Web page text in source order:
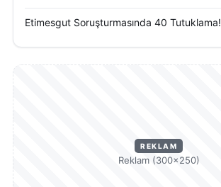
Etimesgut Soruşturmasında 40 Tutuklama!
REKLAM
Reklam (300×250)